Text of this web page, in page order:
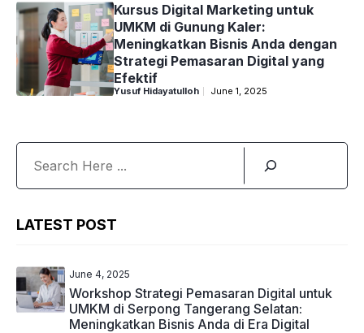
Kursus Digital Marketing untuk
UMKM di Gunung Kaler:
Meningkatkan Bisnis Anda dengan
Strategi Pemasaran Digital yang
Efektif
Yusuf Hidayatulloh June 1, 2025
Search
LATEST POST
June 4, 2025
Workshop Strategi Pemasaran Digital untuk
UMKM di Serpong Tangerang Selatan:
Meningkatkan Bisnis Anda di Era Digital